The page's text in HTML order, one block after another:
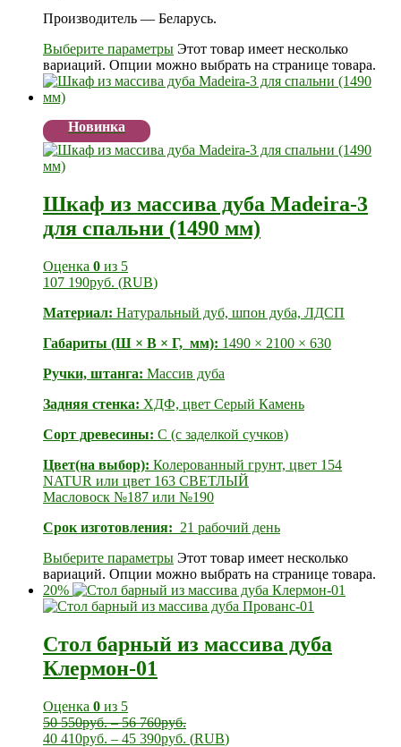
Производитель — Беларусь.
Выберите параметры Этот товар имеет несколько
вариаций. Опции можно выбрать на странице товара.
Новинка
Шкаф из массива дуба Madeira-3
для спальни (1490 мм)
Оценка 0 из 5
107 190руб. (RUB)
Материал: Натуральный дуб, шпон дуба, ЛДСП
Габариты (Ш × В × Г, мм): 1490 × 2100 × 630
Ручки, штанга: Массив дуба
Задняя стенка: ХДФ, цвет Серый Камень
Сорт древесины: С (с заделкой сучков)
Цвет(на выбор): Колерованный грунт, цвет 154
NATUR или цвет 163 СВЕТЛЫЙ
Масловоск №187 или №190
Срок изготовления: 21 рабочий день
Выберите параметры Этот товар имеет несколько
вариаций. Опции можно выбрать на странице товара.
20%
Стол барный из массива дуба
Клермон-01
Оценка 0 из 5
50 550руб.–56 760руб.
40 410руб. – 45 390руб. (RUB)